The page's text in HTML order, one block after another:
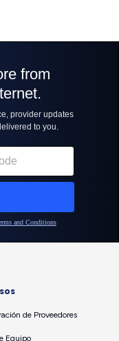
de Proveedores
Equipo